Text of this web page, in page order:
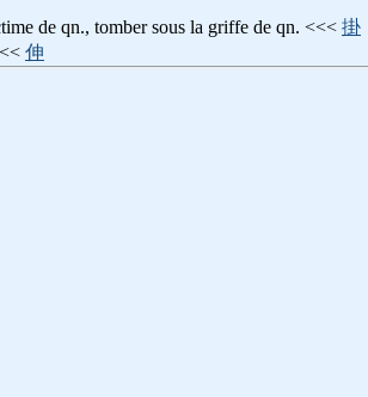
de qn., tomber sous la griffe de qn. <<< 掛
伸